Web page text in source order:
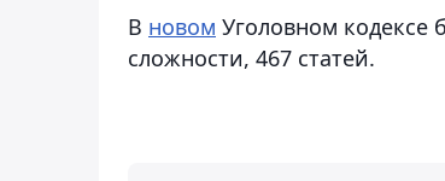
В новом Уголовном
сложности, 467 статей.